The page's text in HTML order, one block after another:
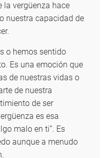
la vergüenza hace
nuestra capacidad de
o hemos sentido
Es una emoción que
de nuestras vidas o
de nuestra
de ser
es esa
malo en ti”. Es
aunque a menudo